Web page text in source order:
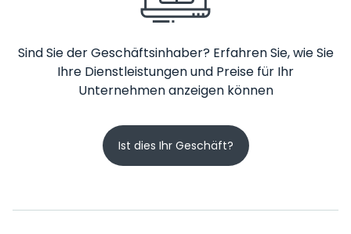
Sind Sie der Geschäftsinhaber? Erfahren Sie, wie Sie
Ihre Dienstleistungen und Preise für Ihr
Unternehmen anzeigen können
Ist dies Ihr Geschäft?